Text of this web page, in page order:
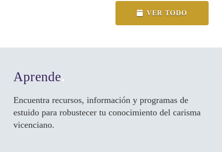
VER TODO
Aprende.
Encuentra recursos, información y programas de
estuido para robustecer tu conocimiento del carisma
vicenciano.